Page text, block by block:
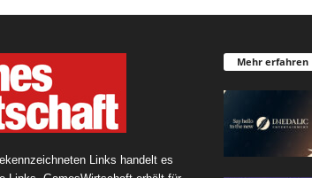
Links handelt es
Mehr erfahren